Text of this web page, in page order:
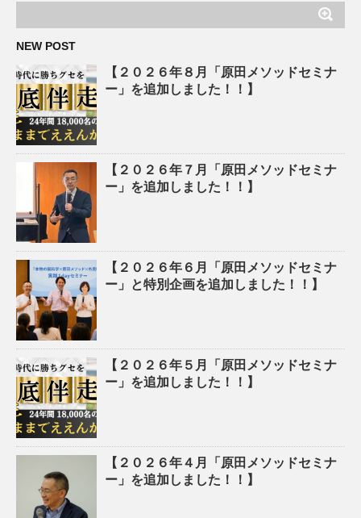
NEW POST
【２０２６年８月「原田メソッドセミナ
ー」を追加しました！！】
【２０２６年７月「原田メソッドセミナ
ー」を追加しました！！】
【２０２６年６月「原田メソッドセミナ
ー」と特別企画を追加しました！！】
【２０２６年５月「原田メソッドセミナ
ー」を追加しました！！】
【２０２６年４月「原田メソッドセミナ
ー」を追加しました！！】